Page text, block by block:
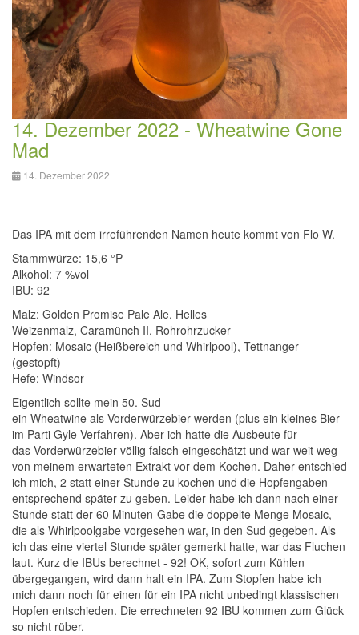
14. Dezember 2022 - Wheatwine Gone
Mad
14. Dezember 2022
Das IPA mit dem irreführenden Namen heute kommt von Flo W.
Stammwürze: 15,6 °P
Alkohol: 7 %vol
IBU: 92
Malz: Golden Promise Pale Ale, Helles
Weizenmalz, Caramünch II, Rohrohrzucker
Hopfen: Mosaic (Heißbereich und Whirlpool), Tettnanger
(gestopft)
Hefe: Windsor
Eigentlich sollte mein 50. Sud
ein Wheatwine als Vorderwürzebier werden (plus ein kleines Bier
im Parti Gyle Verfahren). Aber ich hatte die Ausbeute für
das Vorderwürzebier völlig falsch eingeschätzt und war weit weg
von meinem erwarteten Extrakt vor dem Kochen. Daher entschied
ich mich, 2 statt einer Stunde zu kochen und die Hopfengaben
entsprechend später zu geben. Leider habe ich dann nach einer
Stunde statt der 60 Minuten-Gabe die doppelte Menge Mosaic,
die als Whirlpoolgabe vorgesehen war, in den Sud gegeben. Als
ich das eine viertel Stunde später gemerkt hatte, war das Fluchen
laut. Kurz die IBUs berechnet - 92! OK, sofort zum Kühlen
übergegangen, wird dann halt ein IPA. Zum Stopfen habe ich
mich dann noch für einen für ein IPA nicht unbedingt klassischen
Hopfen entschieden. Die errechneten 92 IBU kommen zum Glück
so nicht rüber.